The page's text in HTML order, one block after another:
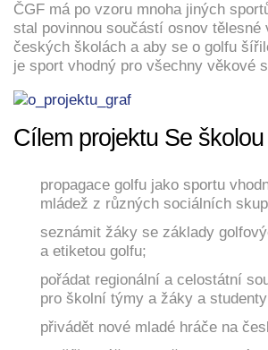
ČGF má po vzoru mnoha jiných
stal povinnou součástí osnov tělesné
českých školách a aby se o golfu
je sport vhodný pro všechny věkové
Cílem projektu Se
propagace golfu jako sportu
mládež z různých sociálních
seznámit žáky se základy
a etiketou golfu;
pořádat regionální a celostátní
pro školní týmy a žáky a
přivádět nové mladé hráče na